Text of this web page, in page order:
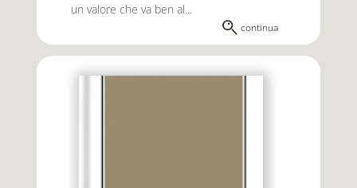
un valore che va ben al...
continua